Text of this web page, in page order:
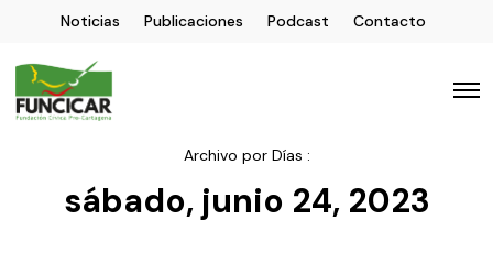
Noticias Publicaciones Podcast Contacto
Archivo por Días :
sábado, junio 24, 2023